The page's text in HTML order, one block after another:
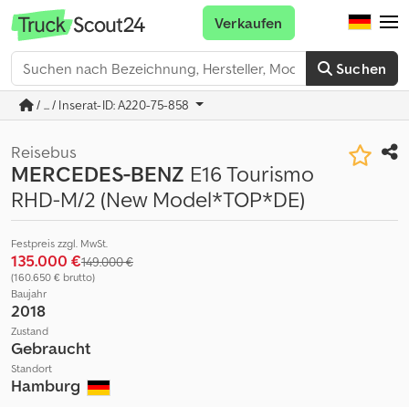
Suchen
Verkaufen
/ ... / Inserat-ID: A220-75-858
Reisebus
MERCEDES-BENZ E16 Tourismo
RHD-M/2 (New Model*TOP*DE)
Festpreis zzgl. MwSt.
135.000 €149.000 €
(160.650 € brutto)
Baujahr
2018
Zustand
Gebraucht
Standort
Hamburg